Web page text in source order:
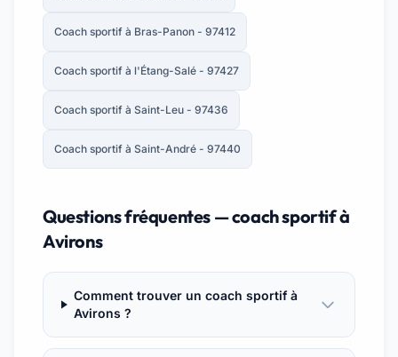
Coach sportif à Bras-Panon - 97412
Coach sportif à l'Étang-Salé - 97427
Coach sportif à Saint-Leu - 97436
Coach sportif à Saint-André - 97440
Questions fréquentes — coach sportif à
Avirons
Comment trouver un coach sportif à
Avirons ?